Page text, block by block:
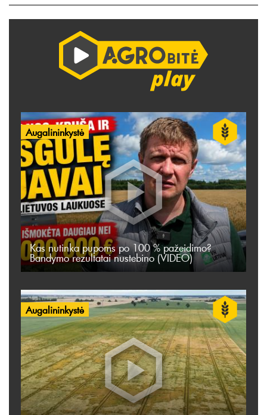
Augalininkystė
Kas nutinka pupoms po 100 % pažeidimo?
Bandymo rezultatai nustebino (VIDEO)
Augalininkystė